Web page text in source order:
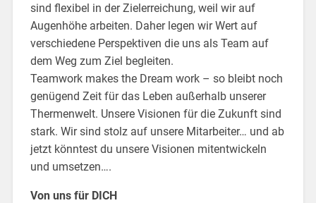
sind flexibel in der Zielerreichung, weil wir auf
Augenhöhe arbeiten. Daher legen wir Wert auf
verschiedene Perspektiven die uns als Team auf
dem Weg zum Ziel begleiten.
Teamwork makes the Dream work – so bleibt noch
genügend Zeit für das Leben außerhalb unserer
Thermenwelt. Unsere Visionen für die Zukunft sind
stark. Wir sind stolz auf unsere Mitarbeiter… und ab
jetzt könntest du unsere Visionen mitentwickeln
und umsetzen….
Von uns für DICH